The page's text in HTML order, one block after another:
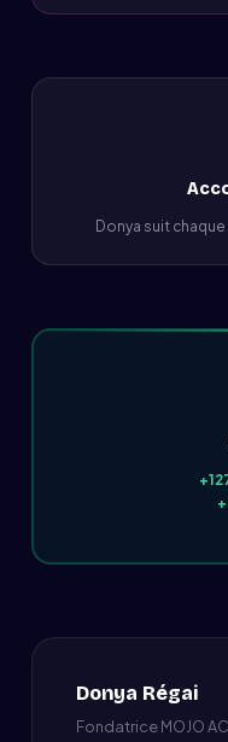
Donya suit
Donya Régai
Fondatrice MOJO